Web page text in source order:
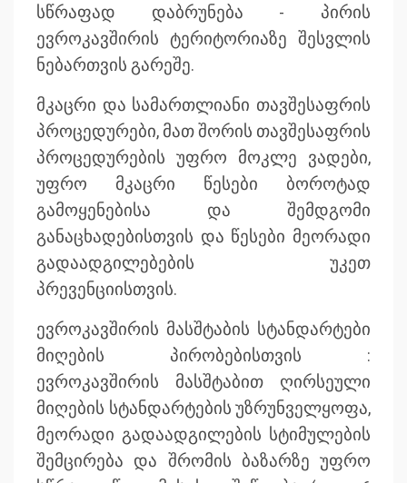
სწრაფად დაბრუნება - პირის
ევროკავშირის ტერიტორიაზე შესვლის
ნებართვის გარეშე.
მკაცრი და სამართლიანი თავშესაფრის
პროცედურები, მათ შორის თავშესაფრის
პროცედურების უფრო მოკლე ვადები,
უფრო მკაცრი წესები ბოროტად
გამოყენებისა და შემდგომი
განაცხადებისთვის და წესები მეორადი
გადაადგილებების უკეთ
პრევენციისთვის.
ევროკავშირის მასშტაბის სტანდარტები
მიღების პირობებისთვის :
ევროკავშირის მასშტაბით ღირსეული
მიღების სტანდარტების უზრუნველყოფა,
მეორადი გადაადგილების სტიმულების
შემცირება და შრომის ბაზარზე უფრო